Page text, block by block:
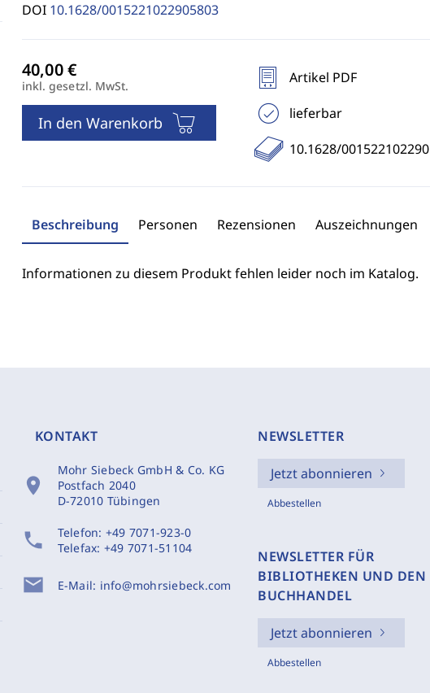
DOI 10.1628/0015221022905803
inkl. gesetzl. MwSt.
In den Warenkorb
Artikel PDF
lieferbar
10.1628/
Beschreibung Personen Rezensionen Auszeichnungen
Informationen zu diesem Produkt fehlen leider noch im Katalog.
KONTAKT
location_on
Mohr Siebeck GmbH & Co. KG
Postfach 2040
D-72010 Tübingen
phone Telefon: +49 7071-923-0
Telefax: +49 7071-51104
mail E-Mail: info@mohrsiebeck.com
NEWSLETTER
Jetzt abonnieren
Abbestellen
NEWSLETTER FÜR
BIBLIOTHEKEN UND DEN
BUCHHANDEL
Jetzt abonnieren
Abbestellen